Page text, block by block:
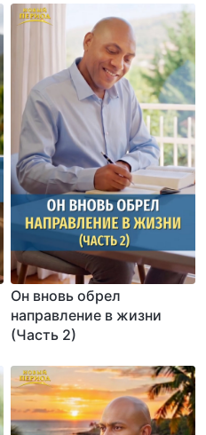
Он вновь обрел
направление в жизни
(Часть 2)